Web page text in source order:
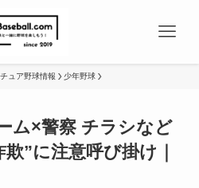
ュア野球情報 少年野球
ム×警察 チラシなど
”に注意呼び掛け｜